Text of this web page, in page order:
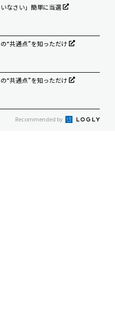
なさい」簡単に当選
“共通点”を知っただけ
“共通点”を知っただけ
Recommended by